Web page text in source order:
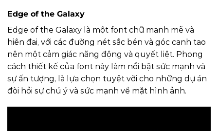
Edge of the Galaxy
Edge of the Galaxy là một font chữ mạnh mẽ và
hiện đại, với các đường nét sắc bén và góc cạnh tạo
nên một cảm giác năng động và quyết liệt. Phong
cách thiết kế của font này làm nổi bật sức mạnh và
sự ấn tượng, là lựa chọn tuyệt vời cho những dự án
đòi hỏi sự chú ý và sức mạnh về mặt hình ảnh.